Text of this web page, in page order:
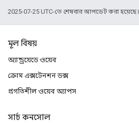
2025-07-25 UTC-তে শেষবার আপডেট করা হয়েছে।
মূল বিষয়
অ্যান্ড্রয়েডে ওয়েব
ক্রোম এক্সটেনশন ডক্স
প্রগতিশীল ওয়েব অ্যাপস
সার্চ কনসোল